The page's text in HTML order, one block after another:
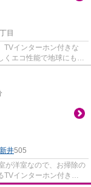
目
TVインターホン付きな
くエコ性能で地球にも優
井505
が洋室なので、お掃除の
TVインターホン付き。